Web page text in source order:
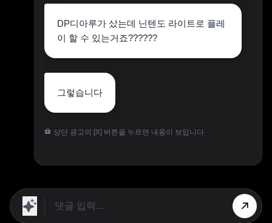
DP디아루가 샀는데 닌텐도 라이트로 플레
이 할 수 있는거죠??????
그렇습니다
상단 광고의 [X] 버튼을 누르면 내용이 보입니다